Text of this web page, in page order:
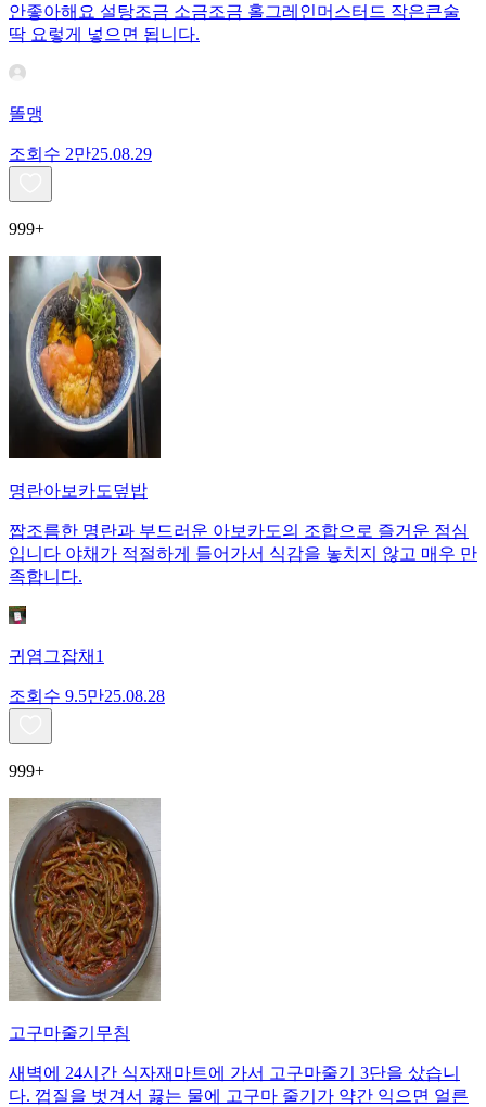
안좋아해요 설탕조금 소금조금 홀그레인머스터드 작은큰술
딱 요렇게 넣으면 됩니다.
똘맹
조회수 2만25.08.29
999+
명란아보카도덮밥
짭조름한 명란과 부드러운 아보카도의 조합으로 즐거운 점심
입니다 야채가 적절하게 들어가서 식감을 놓치지 않고 매우 만
족합니다.
귀염그잡채1
조회수 9.5만25.08.28
999+
고구마줄기무침
새벽에 24시간 식자재마트에 가서 고구마줄기 3단을 샀습니
다. 껍질을 벗겨서 끓는 물에 고구마 줄기가 약간 익으면 얼른